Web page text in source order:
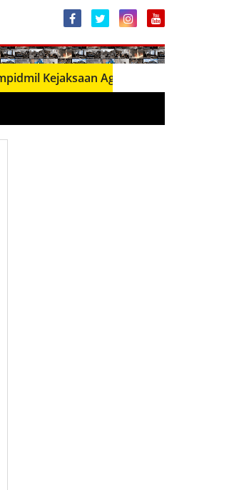
Agung RI, Perkuat Sinergi